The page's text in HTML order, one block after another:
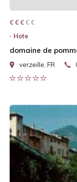
€ € € € €
€ € €
Hote
domaine de
verzeille, FR